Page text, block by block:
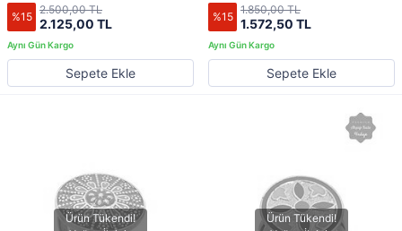
%15 2.125,00 TL
2.500,00 TL
Sepete Ekle
%15 1.572,50 TL
1.850,00 TL
Sepete Ekle